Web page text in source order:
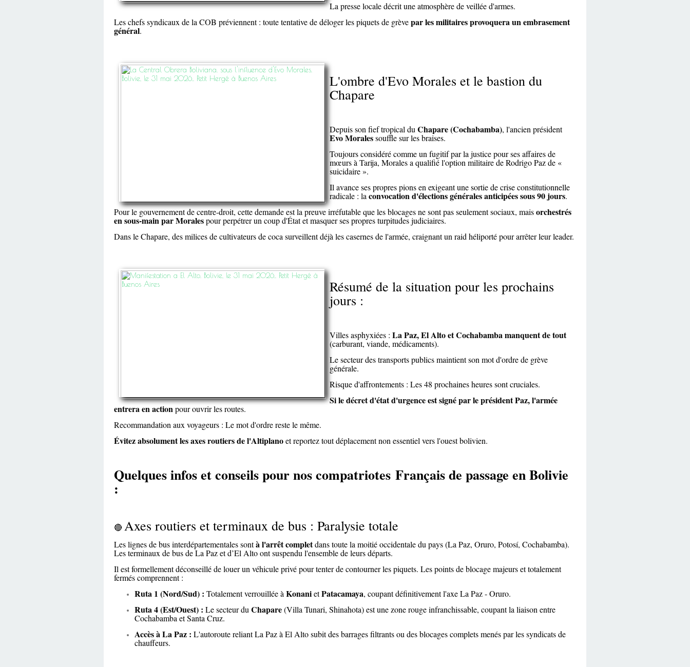
La presse locale décrit une atmosphère de veillée d'armes.
Les chefs syndicaux de la COB préviennent : toute tentative de déloger les piquets de grèvepar les militaires provoquera un embrasement
général.
L'ombre d'Evo Morales et le bastion du
Chapare
Depuis son fief tropical duChapare (Cochabamba), l'ancien président
Evo Moralessouffle sur les braises.
Toujours considéré comme un fugitif par la justice pour ses affaires de
mœurs à Tarija, Morales a qualifié l'option militaire de Rodrigo Paz de «
suicidaire ».
Il avance ses propres pions en exigeant une sortie de crise constitutionnelle
radicale : laconvocation d'élections générales anticipées sous 90 jours.
Pour le gouvernement de centre-droit, cette demande est la preuve irréfutable que les blocages ne sont pas seulement sociaux, maisorchestrés
en sous-main par Moralespour perpétrer un coup d'État et masquer ses propres turpitudes judiciaires.
Dans le Chapare, des milices de cultivateurs de coca surveillent déjà les casernes de l'armée, craignant un raid héliporté pour arrêter leur leader.
Résumé de la situation pour les prochains
jours :
Villes asphyxiées : La Paz, El Alto et Cochabamba manquent de tout
(carburant, viande, médicaments).
Le secteur des transports publics maintient son mot d'ordre de grève
générale.
Risque d'affrontements : Les 48 prochaines heures sont cruciales.
Si le décret d'état d'urgence est signé par le président Paz, l'armée
entrera en actionpour ouvrir les routes.
Recommandation aux voyageurs : Le mot d'ordre reste le même.
Évitez absolument les axes routiers de l'Altiplanoet reportez tout déplacement non essentiel vers l'ouest bolivien.
Quelques infos et conseils pour nos compatriotes Français de passage en Bolivie
:
🔴 Axes routiers et terminaux de bus : Paralysie totale
Les lignes de bus interdépartementales sontà l'arrêt completdans toute la moitié occidentale du pays (La Paz, Oruro, Potosí, Cochabamba).
Les terminaux de bus de La Paz et d’El Alto ont suspendu l'ensemble de leurs départs.
Il est formellement déconseillé de louer un véhicule privé pour tenter de contourner les piquets. Les points de blocage majeurs et totalement
fermés comprennent :
Ruta 1 (Nord/Sud) : Totalement verrouillée àKonanietPatacamaya, coupant définitivement l'axe La Paz - Oruro.
Ruta 4 (Est/Ouest) : Le secteur duChapare(Villa Tunari, Shinahota) est une zone rouge infranchissable, coupant la liaison entre
Cochabamba et Santa Cruz.
Accès à La Paz : L'autoroute reliant La Paz à El Alto subit des barrages filtrants ou des blocages complets menés par les syndicats de
chauffeurs.